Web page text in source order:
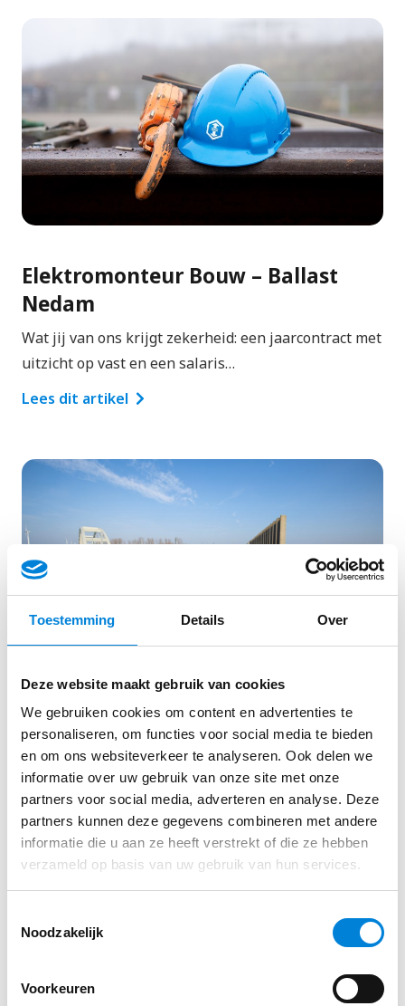
Toestemming Details Over
Deze website maakt gebruik van cookies
We gebruiken cookies om content en advertenties te
personaliseren, om functies voor social media te bieden
en om ons websiteverkeer te analyseren. Ook delen we
informatie over uw gebruik van onze site met onze
partners voor social media, adverteren en analyse. Deze
partners kunnen deze gegevens combineren met andere
informatie die u aan ze heeft verstrekt of die ze hebben
verzameld op basis van uw gebruik van hun services.
Noodzakelijk
Voorkeuren
Elektromonteur Bouw – Ballast
Nedam
Wat jij van ons krijgt zekerheid: een jaarcontract met
uitzicht op vast en een salaris…
Lees dit artikel
Elektromonteur Spoorbaan –
Volkerrail
Heb jij een elektrotechnische opleiding afgerond? En
zie jij er een uitdaging in om veilig…
Lees dit artikel